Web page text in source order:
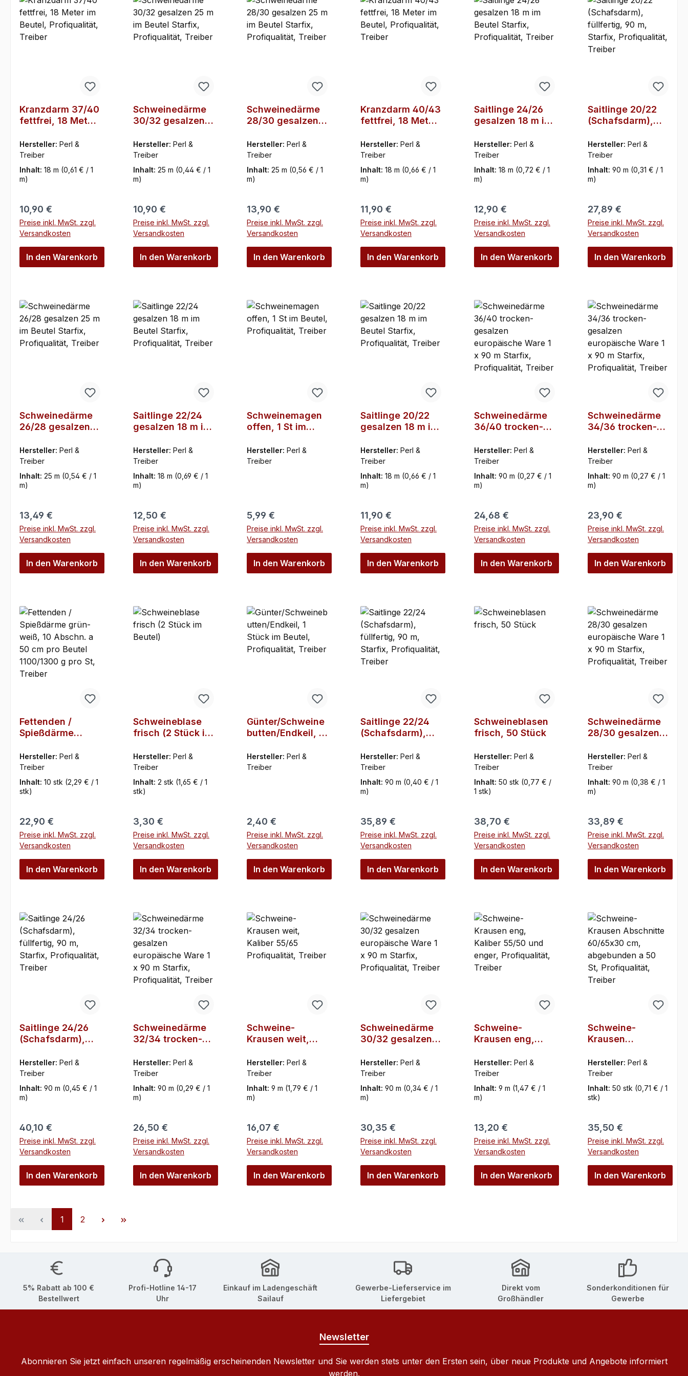
Kranzdarm 37/40
fettfrei, 18 Meter
Profiqualität,
Treiber
Hersteller: Perl &
Treiber
Inhalt: 18 m (0,61 € / 1
m)
Regulärer Preis:
10,90 €
Preise inkl. MwSt. zzgl.
Versandkosten
In den Warenkorb
Schweinedärme
30/32 gesalzen
Starfix,
Profiqualität,
Treiber
Hersteller: Perl &
Treiber
Inhalt: 25 m (0,44 € / 1
m)
Regulärer Preis:
10,90 €
Preise inkl. MwSt. zzgl.
Versandkosten
In den Warenkorb
Schweinedärme
28/30 gesalzen
Starfix,
Profiqualität,
Treiber
Hersteller: Perl &
Treiber
Inhalt: 25 m (0,56 € / 1
m)
Regulärer Preis:
13,90 €
Preise inkl. MwSt. zzgl.
Versandkosten
In den Warenkorb
Kranzdarm 40/43
fettfrei, 18 Meter
Profiqualität,
Treiber
Hersteller: Perl &
Treiber
Inhalt: 18 m (0,66 € / 1
m)
Regulärer Preis:
11,90 €
Preise inkl. MwSt. zzgl.
Versandkosten
In den Warenkorb
Saitlinge 24/26
gesalzen 18 m im
Profiqualität,
Treiber
Hersteller: Perl &
Treiber
Inhalt: 18 m (0,72 € / 1
m)
Regulärer Preis:
12,90 €
Preise inkl. MwSt. zzgl.
Versandkosten
In den Warenkorb
Saitlinge 20/22
(Schafsdarm),
Starfix,
Profiqualität,
Treiber
Hersteller: Perl &
Treiber
Inhalt: 90 m (0,31 € / 1
m)
Regulärer Preis:
27,89 €
Preise inkl. MwSt. zzgl.
Versandkosten
In den Warenkorb
Schweinedärme
26/28 gesalzen
Starfix,
Profiqualität,
Treiber
Hersteller: Perl &
Treiber
Inhalt: 25 m (0,54 € / 1
m)
Regulärer Preis:
13,49 €
Preise inkl. MwSt. zzgl.
Versandkosten
In den Warenkorb
Saitlinge 22/24
gesalzen 18 m im
Profiqualität,
Treiber
Hersteller: Perl &
Treiber
Inhalt: 18 m (0,69 € / 1
m)
Regulärer Preis:
12,50 €
Preise inkl. MwSt. zzgl.
Versandkosten
In den Warenkorb
Schweinemagen
offen, 1 St im
Profiqualität,
Treiber
Hersteller: Perl &
Treiber
Regulärer Preis:
5,99 €
Preise inkl. MwSt. zzgl.
Versandkosten
In den Warenkorb
Saitlinge 20/22
gesalzen 18 m im
Profiqualität,
Treiber
Hersteller: Perl &
Treiber
Inhalt: 18 m (0,66 € / 1
m)
Regulärer Preis:
11,90 €
Preise inkl. MwSt. zzgl.
Versandkosten
In den Warenkorb
Schweinedärme
36/40 trocken-
europäische
Ware 1 x 90 m
Starfix,
Profiqualität,
Hersteller: Perl &
Treiber
Inhalt: 90 m (0,27 € / 1
m)
Regulärer Preis:
24,68 €
Preise inkl. MwSt. zzgl.
Versandkosten
In den Warenkorb
Schweinedärme
34/36 trocken-
europäische
Ware 1 x 90 m
Starfix,
Profiqualität,
Hersteller: Perl &
Treiber
Inhalt: 90 m (0,27 € / 1
m)
Regulärer Preis:
23,90 €
Preise inkl. MwSt. zzgl.
Versandkosten
In den Warenkorb
Fettenden /
Spießdärme
Abschn. a 50 cm
pro Beutel
1100/1300 g pro
St, Treiber
Hersteller: Perl &
Treiber
Inhalt: 10 stk (2,29 € / 1
stk)
Regulärer Preis:
22,90 €
Preise inkl. MwSt. zzgl.
Versandkosten
In den Warenkorb
Schweineblase
frisch (2 Stück im
Hersteller: Perl &
Treiber
Inhalt: 2 stk (1,65 € / 1
stk)
Regulärer Preis:
3,30 €
Preise inkl. MwSt. zzgl.
Versandkosten
In den Warenkorb
Günter/Schweine
butten/Endkeil, 1
Profiqualität,
Treiber
Hersteller: Perl &
Treiber
Regulärer Preis:
2,40 €
Preise inkl. MwSt. zzgl.
Versandkosten
In den Warenkorb
Saitlinge 22/24
(Schafsdarm),
Starfix,
Profiqualität,
Treiber
Hersteller: Perl &
Treiber
Inhalt: 90 m (0,40 € / 1
m)
Regulärer Preis:
35,89 €
Preise inkl. MwSt. zzgl.
Versandkosten
In den Warenkorb
Schweineblasen
frisch, 50 Stück
Hersteller: Perl &
Treiber
Inhalt: 50 stk (0,77 € /
1 stk)
Regulärer Preis:
38,70 €
Preise inkl. MwSt. zzgl.
Versandkosten
In den Warenkorb
Schweinedärme
28/30 gesalzen
Ware 1 x 90 m
Starfix,
Profiqualität,
Treiber
Hersteller: Perl &
Treiber
Inhalt: 90 m (0,38 € / 1
m)
Regulärer Preis:
33,89 €
Preise inkl. MwSt. zzgl.
Versandkosten
In den Warenkorb
Saitlinge 24/26
(Schafsdarm),
Starfix,
Profiqualität,
Treiber
Hersteller: Perl &
Treiber
Inhalt: 90 m (0,45 € / 1
m)
Regulärer Preis:
40,10 €
Preise inkl. MwSt. zzgl.
Versandkosten
In den Warenkorb
Schweinedärme
32/34 trocken-
europäische
Ware 1 x 90 m
Starfix,
Profiqualität,
Hersteller: Perl &
Treiber
Inhalt: 90 m (0,29 € / 1
m)
Regulärer Preis:
26,50 €
Preise inkl. MwSt. zzgl.
Versandkosten
In den Warenkorb
Schweine-
Krausen weit,
Profiqualität,
Treiber
Hersteller: Perl &
Treiber
Inhalt: 9 m (1,79 € / 1
m)
Regulärer Preis:
16,07 €
Preise inkl. MwSt. zzgl.
Versandkosten
In den Warenkorb
Schweinedärme
30/32 gesalzen
Ware 1 x 90 m
Starfix,
Profiqualität,
Treiber
Hersteller: Perl &
Treiber
Inhalt: 90 m (0,34 € / 1
m)
Regulärer Preis:
30,35 €
Preise inkl. MwSt. zzgl.
Versandkosten
In den Warenkorb
Schweine-
Krausen eng,
enger,
Profiqualität,
Treiber
Hersteller: Perl &
Treiber
Inhalt: 9 m (1,47 € / 1
m)
Regulärer Preis:
13,20 €
Preise inkl. MwSt. zzgl.
Versandkosten
In den Warenkorb
Schweine-
Krausen
60/65x30 cm,
abgebunden a 50
St, Profiqualität,
Treiber
Hersteller: Perl &
Treiber
Inhalt: 50 stk (0,71 € / 1
stk)
Regulärer Preis:
35,50 €
Preise inkl. MwSt. zzgl.
Versandkosten
In den Warenkorb
Seite
1 Seite
2
5% Rabatt ab 100 €
Bestellwert
Profi-Hotline 14-17
Uhr
Einkauf im Ladengeschäft
Sailauf
Gewerbe-Lieferservice im
Liefergebiet
Direkt vom
Großhändler
Sonderkonditionen für
Gewerbe
Newsletter
Abonnieren Sie jetzt einfach unseren regelmäßig erscheinenden Newsletter und Sie werden stets unter den Ersten sein, über neue Produkte und Angebote informiert
werden.